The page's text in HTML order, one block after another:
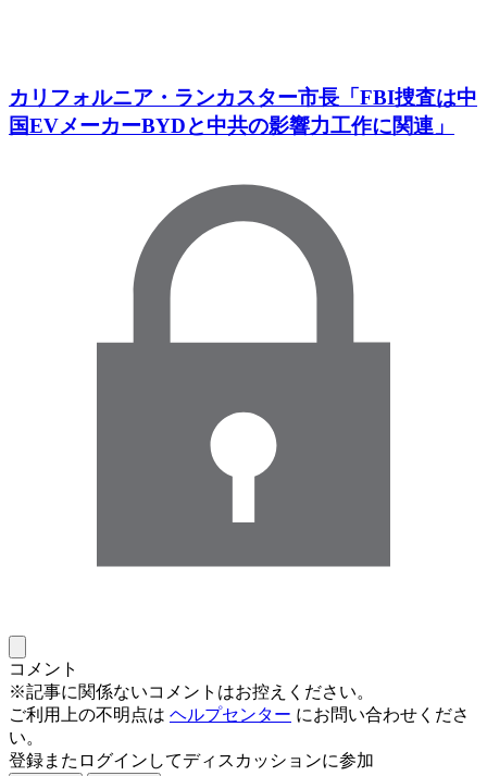
カリフォルニア・ランカスター市長「FBI捜査は中
国EVメーカーBYDと中共の影響力工作に関連」
コメント
※記事に関係ないコメントはお控えください。
ご利用上の不明点は ヘルプセンター にお問い合わせくださ
い。
登録またログインしてディスカッションに参加